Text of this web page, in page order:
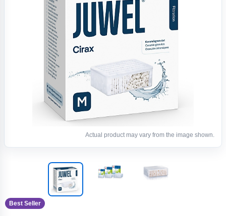
Actual product may vary from the image shown.
Best Seller